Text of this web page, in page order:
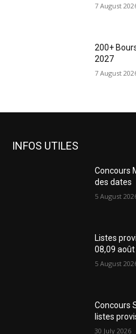
7 August
200+
2027
7 August
INFOS UTILES
Concours
des dates
5 August
Listes
08,09
5 August
Concours
listes
30 July 2026